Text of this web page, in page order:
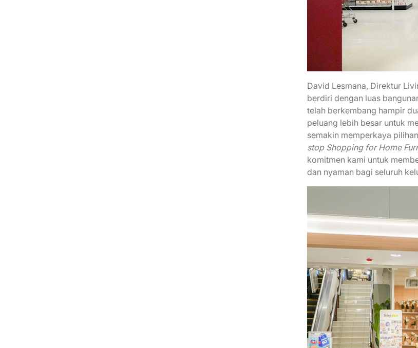
David Lesmana, Direktur
berdiri dengan luas
telah berkembang hampir
peluang lebih besar untuk
semakin memperkaya
stop Shopping for Home
komitmen kami untuk
dan nyaman bagi seluruh